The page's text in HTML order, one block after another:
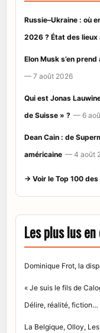
Russie–Ukraine : où
2026 ? État des lieux
Elon Musk s’en
— 7 août 2026
Qui est Jonas
de Suisse » ? — 6
Dean Cain : de
américaine — 4 août
→ Voir le Top 100
Les plus lus
Dominique Frot, la
« Je suis le fils de
Délire, réalité,
La Belgique, Olloy,